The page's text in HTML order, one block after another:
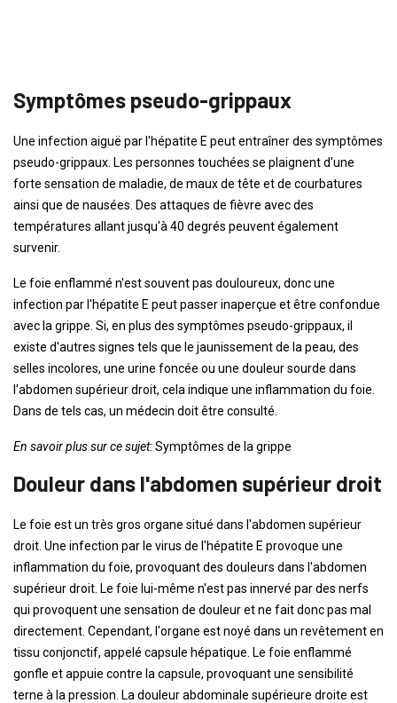
Symptômes pseudo-grippaux
Une infection aiguë par l'hépatite E peut entraîner des symptômes
pseudo-grippaux. Les personnes touchées se plaignent d'une
forte sensation de maladie, de maux de tête et de courbatures
ainsi que de nausées. Des attaques de fièvre avec des
températures allant jusqu'à 40 degrés peuvent également
survenir.
Le foie enflammé n'est souvent pas douloureux, donc une
infection par l'hépatite E peut passer inaperçue et être confondue
avec la grippe. Si, en plus des symptômes pseudo-grippaux, il
existe d'autres signes tels que le jaunissement de la peau, des
selles incolores, une urine foncée ou une douleur sourde dans
l'abdomen supérieur droit, cela indique une inflammation du foie.
Dans de tels cas, un médecin doit être consulté.
En savoir plus sur ce sujet:Symptômes de la grippe
Douleur dans l'abdomen supérieur droit
Le foie est un très gros organe situé dans l'abdomen supérieur
droit. Une infection par le virus de l'hépatite E provoque une
inflammation du foie, provoquant des douleurs dans l'abdomen
supérieur droit. Le foie lui-même n'est pas innervé par des nerfs
qui provoquent une sensation de douleur et ne fait donc pas mal
directement. Cependant, l'organe est noyé dans un revêtement en
tissu conjonctif, appelé capsule hépatique. Le foie enflammé
gonfle et appuie contre la capsule, provoquant une sensibilité
terne à la pression. La douleur abdominale supérieure droite est